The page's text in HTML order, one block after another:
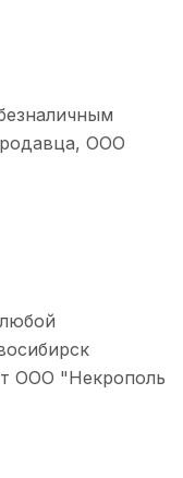
ООО
ООО "Некрополь